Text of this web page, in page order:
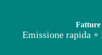
Fatture
Emissione rapida